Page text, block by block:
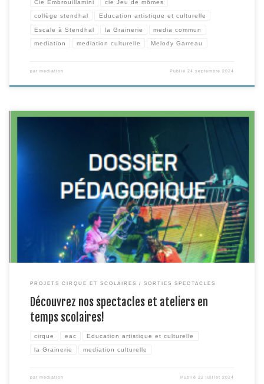
Cie Embrouillamini cie Jeu de mômes
collège stendhal Education artistique et culturelle
Escale à Stendhal la Grainerie media commun
mediation mediation culturelle Melody Garreau
par mediation Publié24 septembre 2024
Le 19 juin, nous présentions aux enseignant.es du 1er et 2nd degré notre
programme de spectacles et ateliers en temps scolaire, à l’occasion de la
publication de notre dossier pédagogique. Vous n’avez pas pu venir? Vous
pouvez le téléchargez ici (Cliquez sur l’image)!
PROJETS CIRQUE ET SCOLAIRES SORTIES SPECTACLES
Découvrez nos spectacles et ateliers en
temps scolaires!
cirque eac Education artistique et culturelle
la Grainerie mediation culturelle
par mediation Publié22 juillet 2024